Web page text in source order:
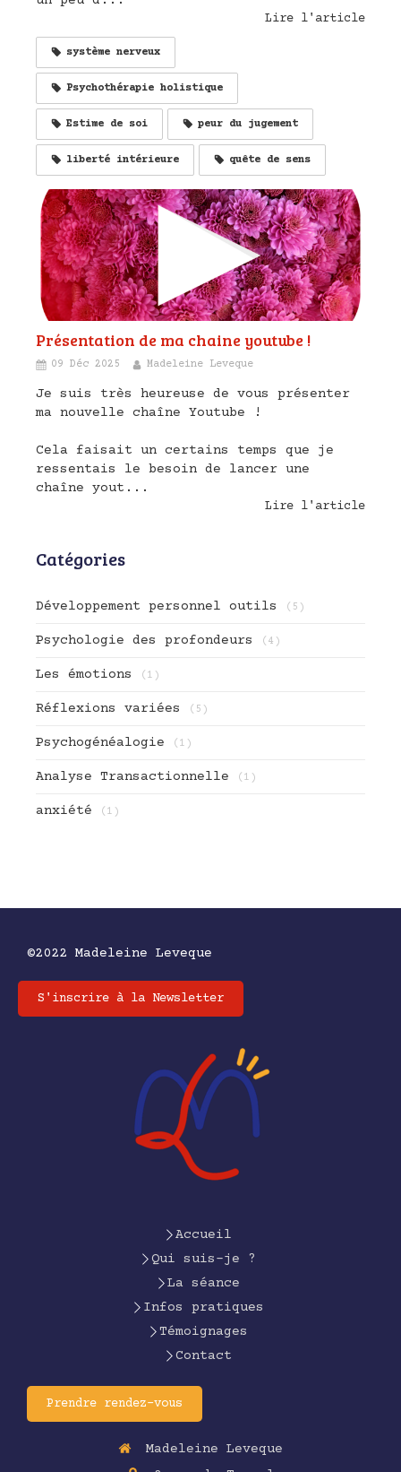
Lire l'article
système nerveux
Psychothérapie holistique
Estime de soi peur du jugement
liberté intérieure quête de sens
Présentation de ma chaine youtube !
09 Déc 2025 Madeleine Leveque
Je suis très heureuse de vous présenter
ma nouvelle chaîne Youtube !
Cela faisait un certains temps que je
ressentais le besoin de lancer une
chaîne yout...
Lire l'article
Catégories
Développement personnel outils (5)
Psychologie des profondeurs (4)
Les émotions (1)
Réflexions variées (5)
Psychogénéalogie (1)
Analyse Transactionnelle (1)
anxiété (1)
©2022 Madeleine Leveque
S'inscrire à la Newsletter
Accueil
Qui suis-je ?
La séance
Infos pratiques
Témoignages
Contact
Prendre rendez-vous
Madeleine Leveque